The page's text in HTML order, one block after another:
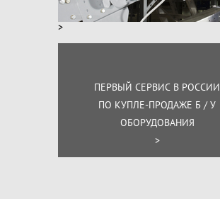
>
ПЕРВЫЙ СЕРВИС В РОССИИ
ПО КУПЛЕ-ПРОДАЖЕ Б / У
ОБОРУДОВАНИЯ
>